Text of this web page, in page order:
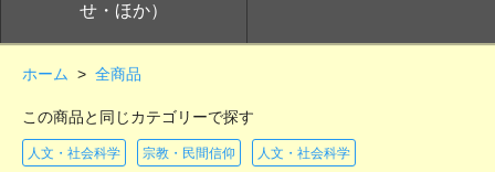
せ・ほか）
ホーム > 全商品
この商品と同じカテゴリーで探す
人文・社会科学 宗教・民間信仰 人文・社会科学